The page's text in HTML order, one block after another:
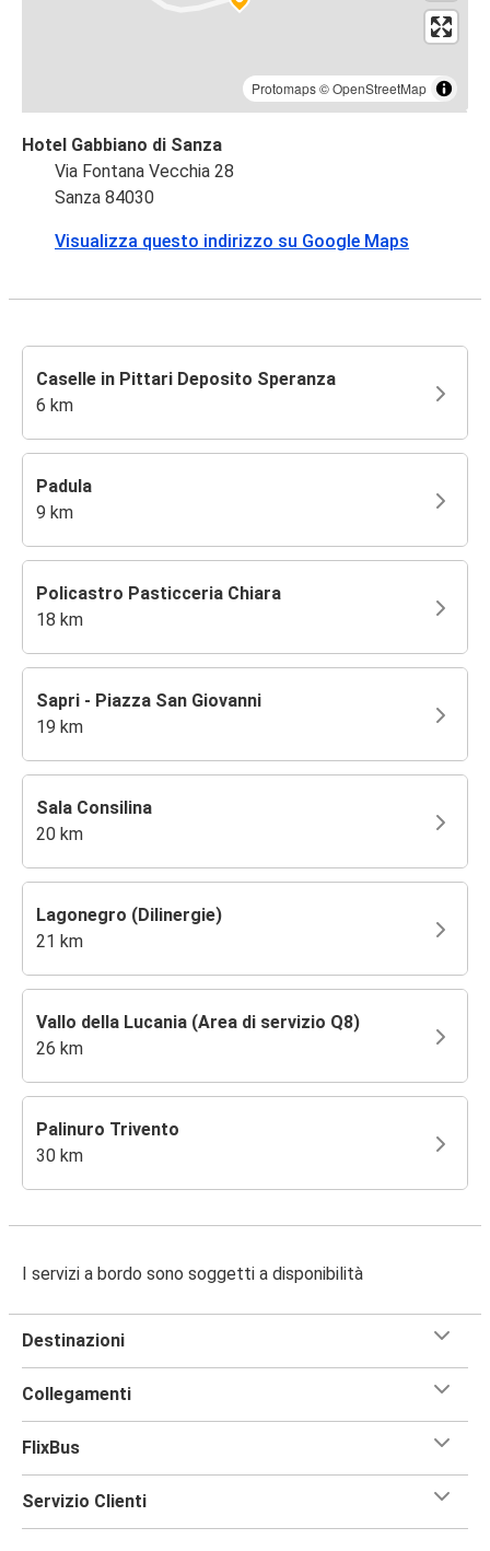
Protomaps©OpenStreetMap
Hotel Gabbiano di Sanza
Via Fontana Vecchia 28
Sanza 84030
Visualizza questo indirizzo su Google Maps
Caselle in Pittari Deposito Speranza
6 km
Padula
9 km
Policastro Pasticceria Chiara
18 km
Sapri - Piazza San Giovanni
19 km
Sala Consilina
20 km
Lagonegro (Dilinergie)
21 km
Vallo della Lucania (Area di servizio Q8)
26 km
Palinuro Trivento
30 km
I servizi a bordo sono soggetti a disponibilità
Destinazioni
Collegamenti
FlixBus
Servizio Clienti